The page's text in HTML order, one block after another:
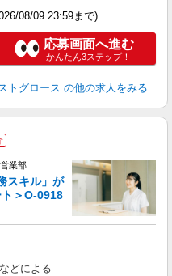
08/09 23:59まで)
応募画面へ進む
かんたん3ステップ！
トグロース の他の求人をみる
業部
スキル」が
＞O-0918
どによる